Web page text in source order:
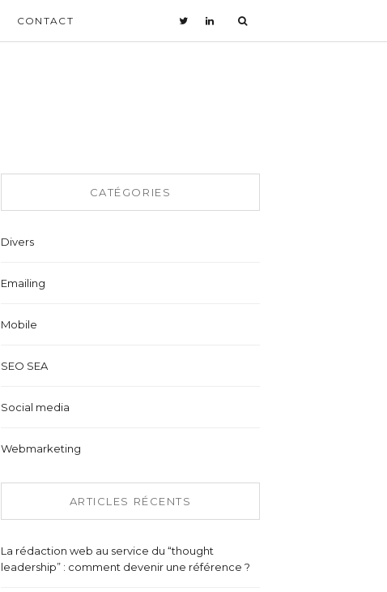
CONTACT
CATÉGORIES
Divers
Emailing
Mobile
SEO SEA
Social media
Webmarketing
ARTICLES RÉCENTS
La rédaction web au service du “thought
leadership” : comment devenir une référence ?